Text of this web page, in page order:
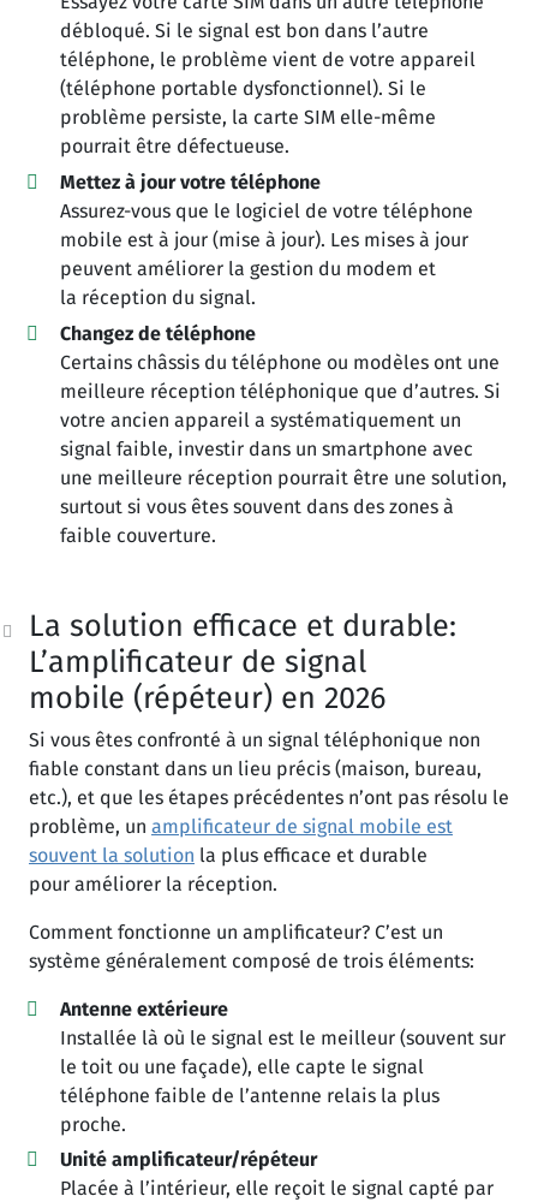
débloqué. Si le signal est bon dans l’autre
téléphone, le problème vient de votre appareil
(téléphone portable dysfonctionnel). Si le
problème persiste, la carte SIM elle-même
pourrait être défectueuse.
Mettez à jour votre téléphone
Assurez-vous que le logiciel de votre téléphone
mobile est à jour (mise à jour). Les mises à jour
peuvent améliorer la gestion du modem et
la réception du signal.
Changez de téléphone
Certains châssis du téléphone ou modèles ont une
meilleure réception téléphonique que d’autres. Si
votre ancien appareil a systématiquement un
signal faible, investir dans un smartphone avec
une meilleure réception pourrait être une solution,
surtout si vous êtes souvent dans des zones à
faible couverture.
La solution efficace et durable:
L’amplificateur de signal
mobile (répéteur) en 2026
Si vous êtes confronté à un signal téléphonique non
fiable constant dans un lieu précis (maison, bureau,
etc.), et que les étapes précédentes n’ont pas résolu le
problème, un amplificateur de signal mobile est
souvent la solution la plus efficace et durable
pour améliorer la réception.
Comment fonctionne un amplificateur? C’est un
système généralement composé de trois éléments:
Antenne extérieure
Installée là où le signal est le meilleur (souvent sur
le toit ou une façade), elle capte le signal
téléphone faible de l’antenne relais la plus
proche.
Unité amplificateur/répéteur
Placée à l’intérieur, elle reçoit le signal capté par